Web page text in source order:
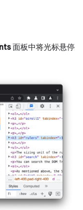
面板中将光标悬停